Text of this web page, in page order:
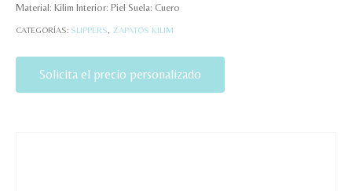
Material: Kilim Interior: Piel Suela: Cuero
CATEGORÍAS: SLIPPERS ZAPATOS KILIM
Solicita el precio personalizado